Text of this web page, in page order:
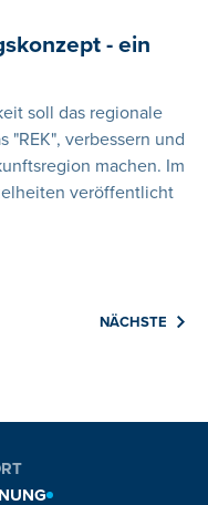
- ein
soll das regionale
"REK", verbessern und
machen. Im
veröffentlicht
NÄCHSTE